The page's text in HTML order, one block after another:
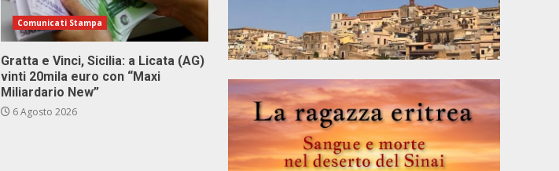
Comunicati Stampa
Gratta e Vinci, Sicilia: a Licata (AG)
vinti 20mila euro con “Maxi
Miliardario New”
6 Agosto 2026